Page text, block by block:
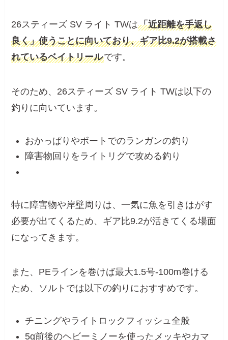
26スティーズ SV ライト TWは「近距離を手返し
良く」使うことに向いており、ギア比9.2が搭載さ
れているベイトリールです。
そのため、26スティーズ SV ライト TWは以下の
釣りに向いています。
おかっぱりやボートでのランガンの釣り
障害物回りをライトリグで攻める釣り
特に障害物や岸壁周りは、一気に魚を引きはがす
必要が出てくるため、ギア比9.2が活きてくる場面
になってきます。
また、PEラインを巻けば最大1.5号-100m巻ける
ため、ソルトでは以下の釣りにおすすめです。
チニングやライトロックフィッシュ全般
5g前後のヘビーミノーを使ったメッキやカマ